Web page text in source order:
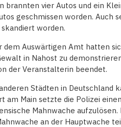
brannten vier Autos und ein
geschmissen worden. Auch
worden.
dem Auswärtigen Amt hatten
in Nahost zu
der Veranstalterin beendet.
Städten in Deutschland
am Main setzte die Polizei
Mahnwache
an der Hauptwache